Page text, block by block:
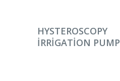
DEVAMINI OKU
HYSTEROSCOPY
IRRIGATION PUMP